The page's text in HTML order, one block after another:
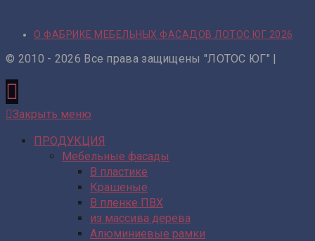
О ФАБРИКЕ МЕБЕЛЬНЫХ ФАСАДОВ ЛОТОС ЮГ 2026
© 2010 - 2026 Все права защищены "ЛОТОС ЮГ" |
Закрыть меню
ПРОДУКЦИЯ
Мебельные фасады
В пластике
Крашеные
В пленке ПВХ
из массива дерева
Алюминиевые рамки